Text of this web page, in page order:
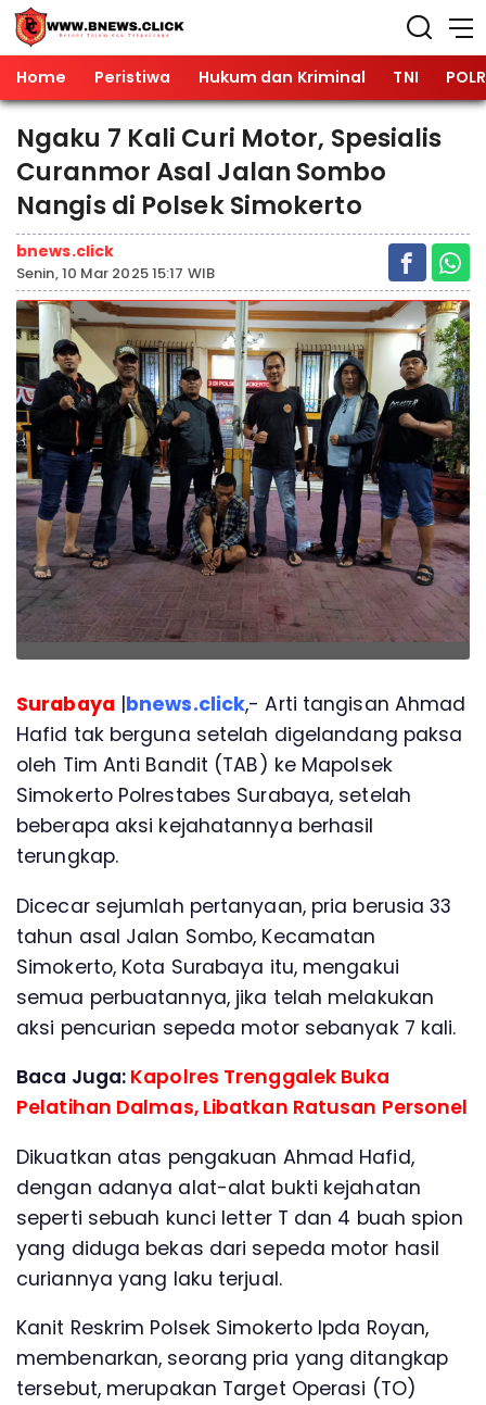
Home Peristiwa Hukum dan Kriminal TNI
Ngaku 7 Kali Curi Motor, Spesialis
Curanmor Asal Jalan Sombo
Nangis di Polsek Simokerto
bnews.click
Senin, 10 Mar 2025 15:17 WIB
Surabaya |bnews.click,- Arti tangisan Ahmad
Hafid tak berguna setelah digelandang paksa
oleh Tim Anti Bandit (TAB) ke Mapolsek
Simokerto Polrestabes Surabaya, setelah
beberapa aksi kejahatannya berhasil
terungkap.
Dicecar sejumlah pertanyaan, pria berusia 33
tahun asal Jalan Sombo, Kecamatan
Simokerto, Kota Surabaya itu, mengakui
semua perbuatannya, jika telah melakukan
aksi pencurian sepeda motor sebanyak 7 kali.
Baca Juga: Kapolres Trenggalek Buka
Pelatihan Dalmas, Libatkan Ratusan Personel
Dikuatkan atas pengakuan Ahmad Hafid,
dengan adanya alat-alat bukti kejahatan
seperti sebuah kunci letter T dan 4 buah spion
yang diduga bekas dari sepeda motor hasil
curiannya yang laku terjual.
Kanit Reskrim Polsek Simokerto Ipda Royan,
membenarkan, seorang pria yang ditangkap
tersebut, merupakan Target Operasi (TO)